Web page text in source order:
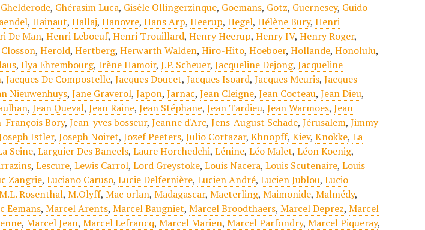
Ghelderode, Ghérasim Luca, Gisèle Ollingerzinque, Goemans, Gotz, Guernesey, Guido
,Hainaut,Hallaj,Hanovre,Hans Arp,Heerup,Hegel,Hélène Bury,Henri
De Man,Henri Leboeuf,Henri Trouillard,Henry Heerup,Henry IV,Henry Roger,
,Herold,Hertberg,Herwarth Walden,Hiro-Hito,Hoeboer,Hollande,Honolulu,
,Ilya Ehrembourg,Irène Hamoir,J.P. Scheuer,Jacqueline Dejong,Jacqueline
,Jacques De Compostelle,Jacques Doucet,Jacques Isoard,Jacques Meuris,Jacques
Nieuwenhuys,Jane Graverol,Japon,Jarnac,Jean Cleigne,Jean Cocteau,Jean Dieu,
,Jean Queval,Jean Raine,Jean Stéphane,Jean Tardieu,Jean Warmoes,Jean
François Bory,Jean-yves bosseur,Jeanne d'Arc,Jens-August Schade,Jérusalem,Jimmy
Istler,Joseph Noiret,Jozef Peeters,Julio Cortazar,Khnopff,Kiev,Knokke,La
Seine,Larguier Des Bancels,Laure Horchedchi,Lénine,Léo Malet,Léon Koenig,
,Lescure,Lewis Carrol,Lord Greystoke,Louis Nacera,Louis Scutenaire,Louis
Zangrie,Luciano Caruso,Lucie Delfernière,Lucien André,Lucien Jublou,Lucio
Rosenthal,M.Olyff,Mac orlan,Madagascar,Maeterling,Maimonide,Malmédy,
Eemans,Marcel Arents,Marcel Baugniet,Marcel Broodthaers,Marcel Deprez,Marcel
,Marcel Jean,Marcel Lefrancq,Marcel Marien,Marcel Parfondry,Marcel Piqueray,